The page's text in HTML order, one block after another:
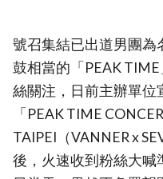
號召集結已出道男團為
鼓相當的「PEAK
絲關注，日前主辦單位
「PEAK TIME
TAIPEI（VANNER x
後，火速收到粉絲大喊